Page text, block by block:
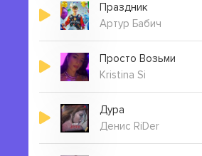
Праздник
Артур Бабич
Просто Возьми
Kristina Si
Дура
Денис RiDer